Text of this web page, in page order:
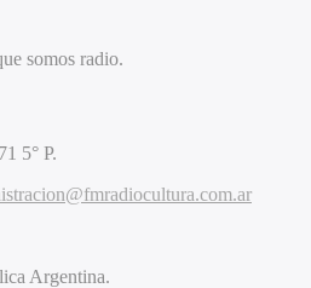
somos radio.
5° P.
Argentina.